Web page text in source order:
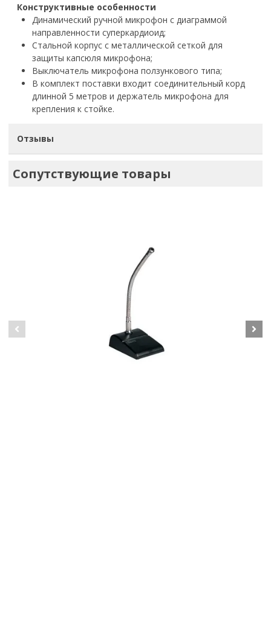
Конструктивные особенности
Динамический ручной микрофон с диаграммой
направленности суперкардиоид;
Стальной корпус с металлической сеткой для
защиты капсюля микрофона;
Выключатель микрофона ползункового типа;
В комплект поставки входит соединительный корд
длинной 5 метров и держатель микрофона для
крепления к стойке.
Отзывы
Сопутствующие товары